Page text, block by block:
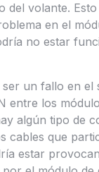
del volante.
en el
no estar
un fallo en el
entre los
algún tipo de
cables que
estar